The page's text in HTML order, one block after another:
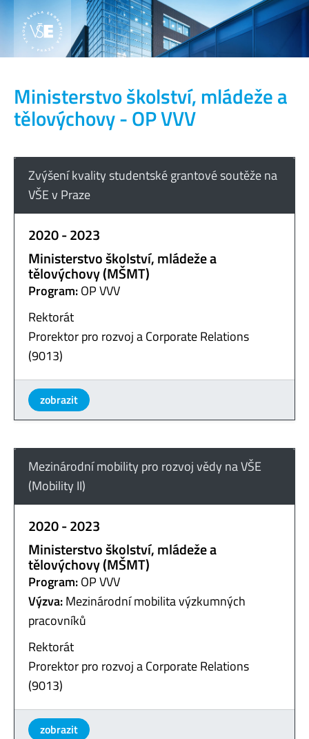
Ministerstvo školství, mládeže a
tělovýchovy - OP VVV
Zvýšení kvality studentské grantové soutěže na
VŠE v Praze
2020 - 2023
Ministerstvo školství, mládeže a
tělovýchovy (MŠMT)
Program:OP VVV
Rektorát
Prorektor pro rozvoj a Corporate Relations
(9013)
zobrazit
Mezinárodní mobility pro rozvoj vědy na VŠE
(Mobility II)
2020 - 2023
Ministerstvo školství, mládeže a
tělovýchovy (MŠMT)
Program:OP VVV
Výzva:Mezinárodní mobilita výzkumných
pracovníků
Rektorát
Prorektor pro rozvoj a Corporate Relations
(9013)
zobrazit